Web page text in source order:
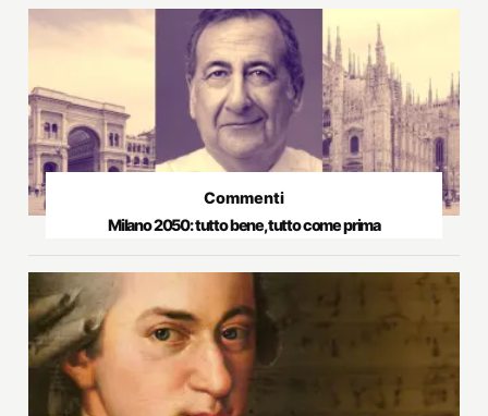
Commenti
Milano 2050: tutto bene, tutto come prima